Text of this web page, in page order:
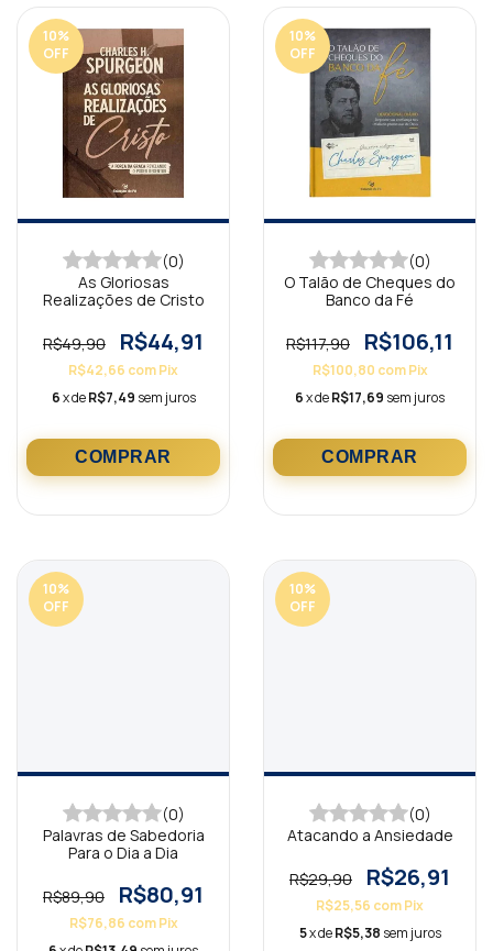
10%
OFF
(0)
As Gloriosas
Realizações de Cristo
R$49,90 R$44,91
R$42,66 comPix
6x deR$7,49 sem juros
10%
OFF
(0)
O Talão de Cheques do
Banco da Fé
R$117,90 R$106,11
R$100,80 com Pix
6x deR$17,69 sem juros
10%
OFF
(0)
Palavras de Sabedoria
Para o Dia a Dia
R$89,90 R$80,91
R$76,86 com Pix
10%
OFF
(0)
Atacando a Ansiedade
R$29,90 R$26,91
R$25,56 comPix
5x deR$5,38 sem juros